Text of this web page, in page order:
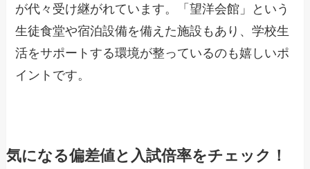
が代々受け継がれています。「望洋会館」という
生徒食堂や宿泊設備を備えた施設もあり、学校生
活をサポートする環境が整っているのも嬉しいポ
イントです。
気になる偏差値と入試倍率をチェック！